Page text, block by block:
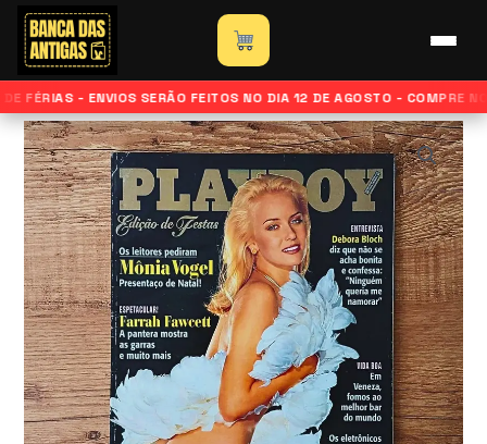
para
conteúdo
FÉRIAS - ENVIOS SERÃO FEITOS NO DIA 12 DE AGOSTO - COMPRE
Início»Loja
Revista Playboy – Edição Monia Vogel –
Dezembro de 1996